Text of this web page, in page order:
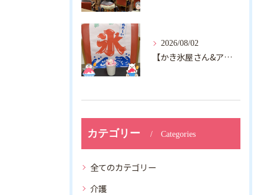
カテゴリー Categories
全てのカテゴリー
介護
2026/08/02
【かき氷屋さん&アルジャン向日葵】